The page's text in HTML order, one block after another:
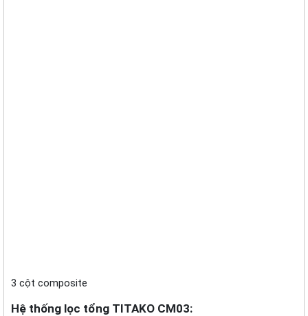
3 cột composite
Hệ thống lọc tổng TITAKO CM03: